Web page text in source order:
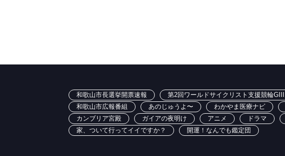
和歌山市長選挙開票速報 第2回ワールドサイクリスト支援競輪GIII
和歌山市広報番組
あのじゅうよ〜 わかやま医療ナビ
カンブリア宮殿
ガイアの夜明け アニメ ドラマ
家、ついて行ってイイですか？
開運！なんでも鑑定団